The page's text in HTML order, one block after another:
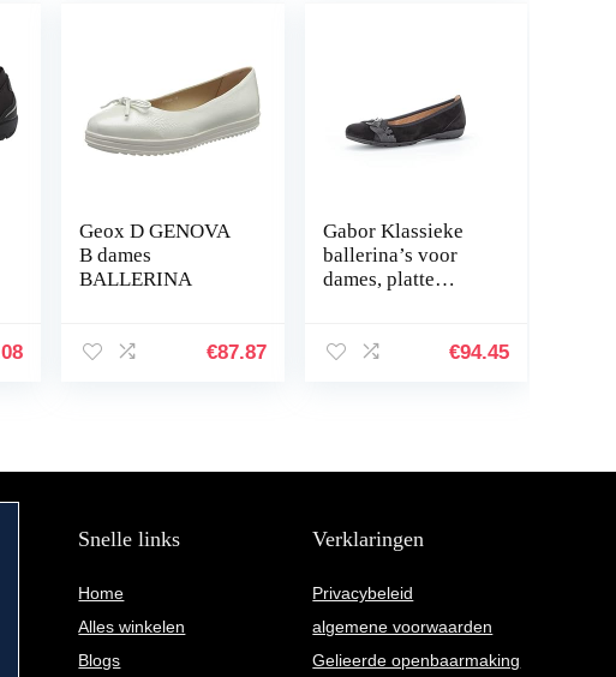
Geox D GENOVA
B dames
BALLERINA
€87.87
Gabor Klassieke
ballerina’s voor
dames, platte
€94.45
Snelle links
Home
Alles winkelen
Blogs
Verklaringen
Privacybeleid
algemene voorwaarden
Gelieerde openbaarmaking